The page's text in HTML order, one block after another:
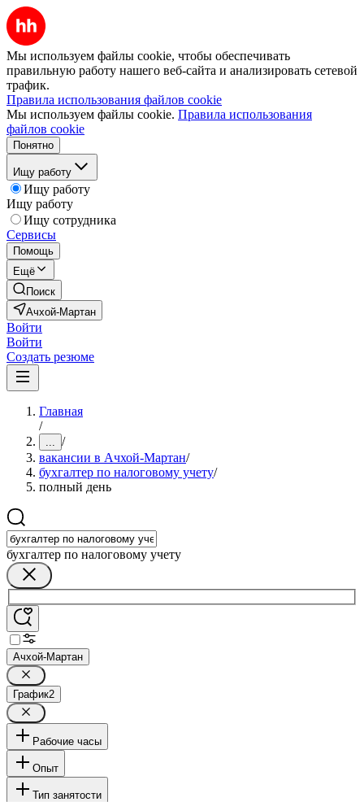
Мы используем файлы cookie, чтобы обеспечивать
правильную работу нашего веб-сайта и анализировать сетевой
трафик.
Правила использования файлов cookie
Мы используем файлы cookie. Правила использования
файлов cookie
Понятно
Ищу работу
Ищу работу
Ищу работу
Ищу сотрудника
Сервисы
Помощь
Ещё
Поиск
Ачхой-Мартан
Войти
Войти
Создать резюме
Главная
/
... /
вакансии в Ачхой-Мартан/
бухгалтер по налоговому учету/
полный день
бухгалтер по налоговому учету
Ачхой-Мартан
График2
Рабочие часы
Опыт
Тип занятости